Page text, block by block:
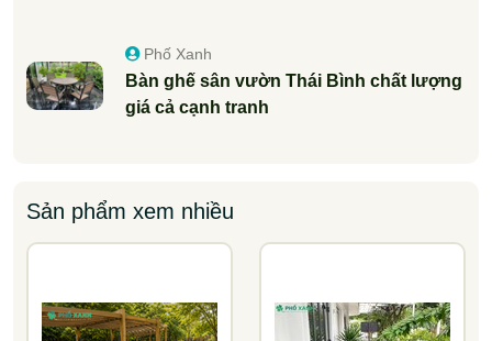
Phố Xanh
Bàn ghế sân vườn Thái Bình chất lượng
giá cả cạnh tranh
Sản phẩm xem nhiều